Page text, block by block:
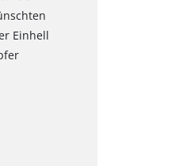
Einhell